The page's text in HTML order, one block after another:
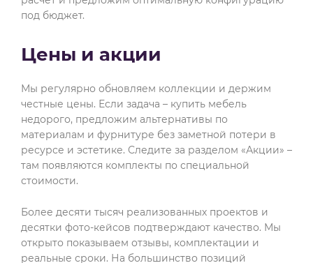
под бюджет.
Цены и акции
Мы регулярно обновляем коллекции и держим
честные цены. Если задача – купить мебель
недорого, предложим альтернативы по
материалам и фурнитуре без заметной потери в
ресурсе и эстетике. Следите за разделом «Акции» –
там появляются комплекты по специальной
стоимости.
Более десяти тысяч реализованных проектов и
десятки фото-кейсов подтверждают качество. Мы
открыто показываем отзывы, комплектации и
реальные сроки. На большинство позиций